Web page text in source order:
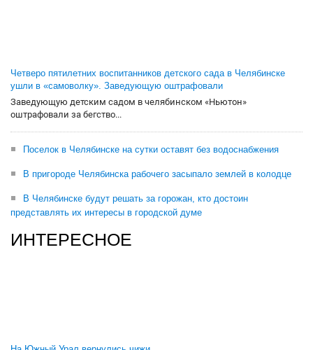
Четверо пятилетних воспитанников детского сада в Челябинске
ушли в «самоволку». Заведующую оштрафовали
Заведующую детским садом в челябинском «Ньютон»
оштрафовали за бегство...
Поселок в Челябинске на сутки оставят без водоснабжения
В пригороде Челябинска рабочего засыпало землей в колодце
В Челябинске будут решать за горожан, кто достоин
представлять их интересы в городской думе
ИНТЕРЕСНОЕ